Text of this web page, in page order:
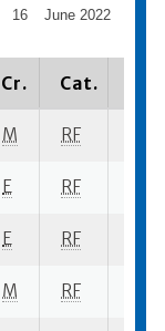
June 2022
16
Cr. Cat.
M RF
E RF
E RF
M RF